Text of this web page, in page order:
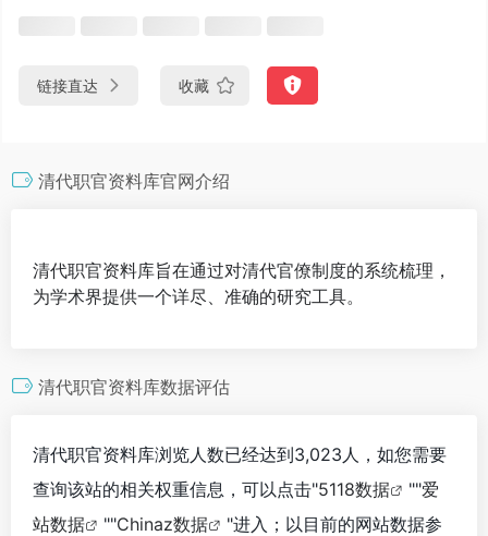
链接直达 收藏
清代职官资料库官网介绍
清代职官资料库旨在通过对清代官僚制度的系统梳理，
为学术界提供一个详尽、准确的研究工具。
清代职官资料库数据评估
清代职官资料库浏览人数已经达到3,023人，如您需要
查询该站的相关权重信息，可以点击"5118数据 ""爱
站数据
""Chinaz数据
"进入；以目前的网站数据参